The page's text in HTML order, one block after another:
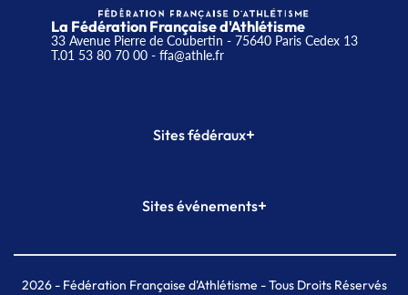
La Fédération Française d'Athlétisme
33 Avenue Pierre de Coubertin - 75640 Paris Cedex 13
T.01 53 80 70 00- ffa@athle.fr
Sites fédéraux+
Plateforme Formation
Sites événements+
Meeting de Paris indoor
MAIF Ekiden de Paris
2026- Fédération Française d'Athlétisme - Tous Droits Réservés